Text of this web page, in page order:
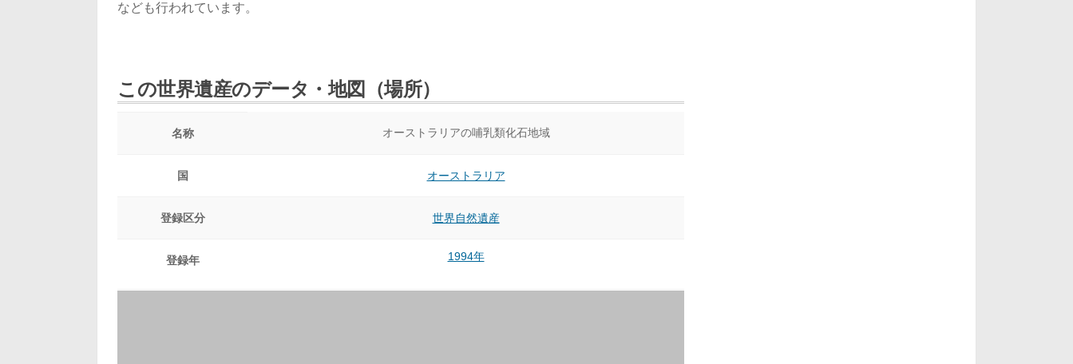
なども行われています。
この世界遺産のデータ・地図（場所）
名称 オーストラリアの哺乳類化石地域
国 オーストラリア
登録区分 世界自然遺産
登録年 1994年